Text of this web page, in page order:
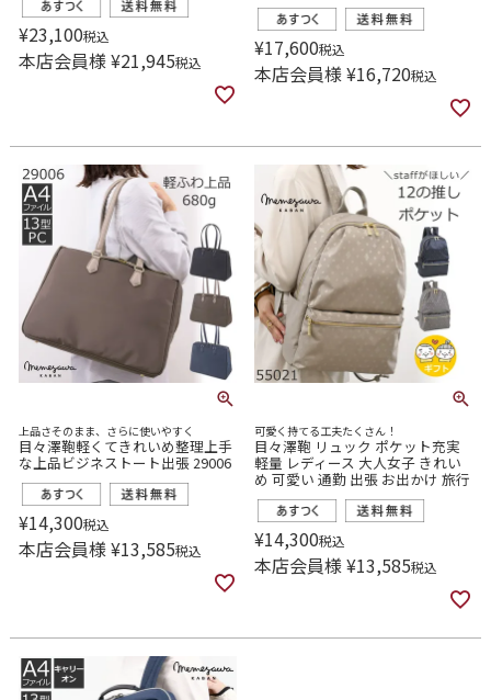
¥23,100税込
本店会員様¥21,945税込
¥17,600税込
本店会員様¥16,720税込
上品さそのまま、さらに使いやすく
目々澤鞄軽くてきれいめ整理上手
な上品ビジネストート出張 29006
¥14,300税込
本店会員様¥13,585税込
可愛く持てる工夫たくさん！
目々澤鞄 リュック ポケット充実
軽量 レディース 大人女子 きれい
め 可愛い 通勤 出張 お出かけ 旅行
¥14,300税込
本店会員様¥13,585税込